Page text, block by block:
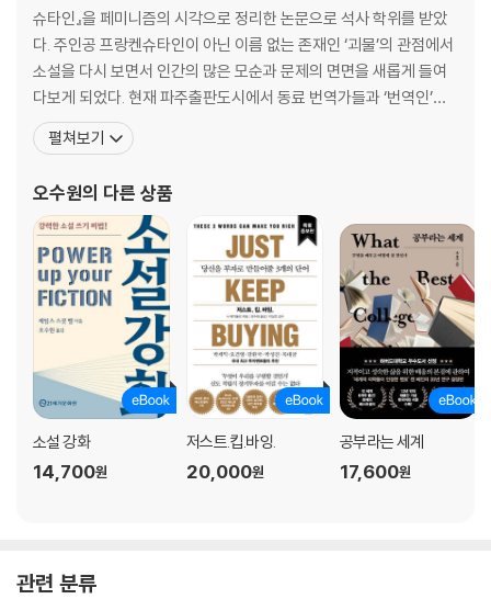
044 여행비둘기
045 체체파리
046 오리
047 캥거루
048 태즈메이니아주머니늑대
049 악어
050 말
051 올빼미
052 물범
053 바우어새
054 코끼리
055 피라냐
056 박새
057 거미
058 누에
059 매
060 꿩
061 따개비
065 뒤영벌
슈타인』을 페미니즘의 시각으로 정리한 논문으로 석사 학위를 받았
다. 주인공 프랑켄슈타인이 아닌 이름 없는 존재인 ‘괴물’의 관점에서
소설을 다시 보면서 인간의 많은 모순과 문제의 면면을 새롭게 들여
다보게 되었다. 현재 파주출판도시에서 동료 번역가들과 ‘번역인’이
라는 공동체를 꾸려 전문 번역가로 활동하면서 인문, 과학, 정치, 역
사, 예술 등 다양한 분야의 영미권 양서를 우리말로 옮기고 있다. 『문
『현대 과학·종교 논쟁』, 『포스트 캐
펼쳐보기
오수원의 다른 상품
소설 강화
14,700원
저스트.킵.바잉.
20,000원
공부라는 세계
17,600원
관련 분류